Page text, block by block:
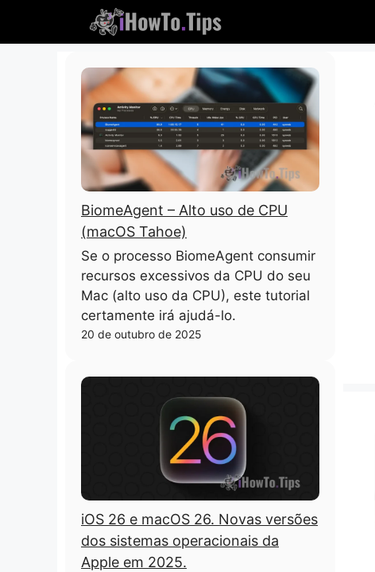
o
BiomeAgent – ​​Alto uso de CPU
(macOS Tahoe)
Se o processo BiomeAgent consumir
recursos excessivos da CPU do seu
Mac (alto uso da CPU), este tutorial
certamente irá ajudá-lo.
20 de outubro de 2025
iOS 26 e macOS 26. Novas versões
dos sistemas operacionais da
Apple em 2025.